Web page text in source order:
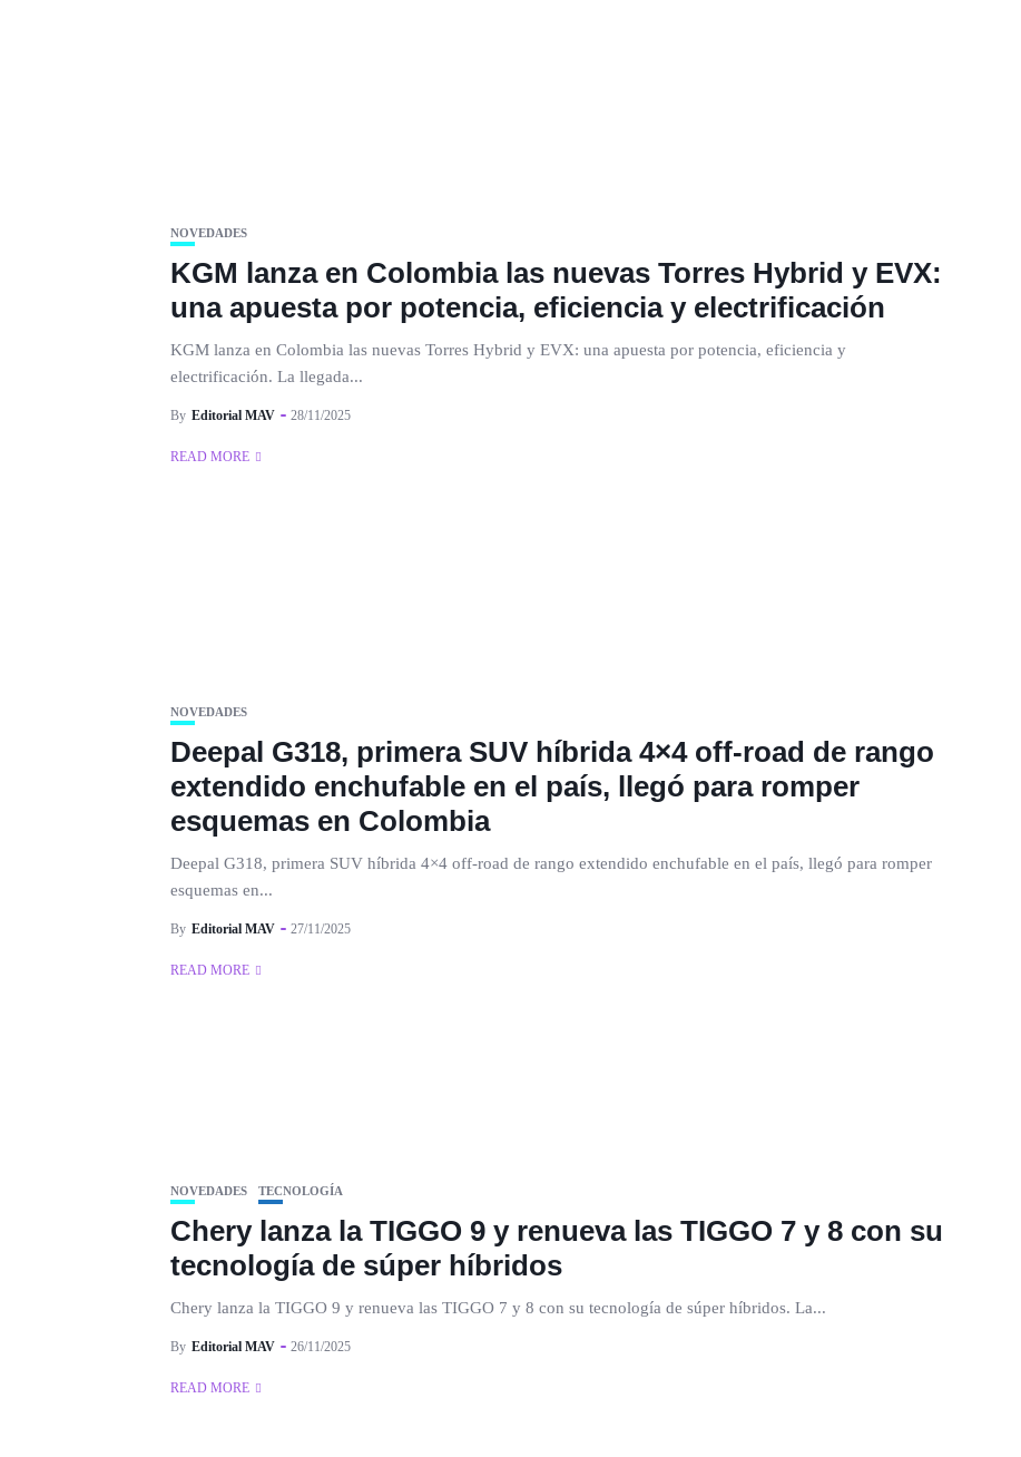
NOVEDADES
KGM lanza en Colombia las nuevas Torres Hybrid y EVX:
una apuesta por potencia, eficiencia y electrificación
KGM lanza en Colombia las nuevas Torres Hybrid y EVX: una apuesta por potencia, eficiencia y
electrificación. La llegada...
By Editorial MAV 28/11/2025
READ MORE
NOVEDADES
Deepal G318, primera SUV híbrida 4×4 off-road de rango
extendido enchufable en el país, llegó para romper
esquemas en Colombia
Deepal G318, primera SUV híbrida 4×4 off-road de rango extendido enchufable en el país, llegó para romper
esquemas en...
By Editorial MAV 27/11/2025
READ MORE
NOVEDADES TECNOLOGÍA
Chery lanza la TIGGO 9 y renueva las TIGGO 7 y 8 con su
tecnología de súper híbridos
Chery lanza la TIGGO 9 y renueva las TIGGO 7 y 8 con su tecnología de súper híbridos. La...
By Editorial MAV 26/11/2025
READ MORE